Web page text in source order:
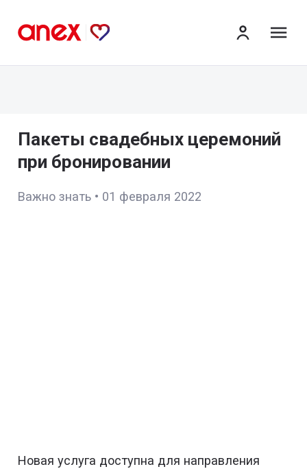
Пакеты свадебных церемоний
при бронировании
Важно знать • 01 февраля 2022
Новая услуга доступна для направления